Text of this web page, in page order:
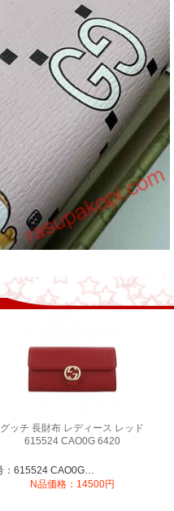
グッチ 長財布 レディース レッド
615524 CAO0G 6420
番号：615524 CAO0G 6420
N品価格：14500円